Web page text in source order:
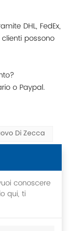
DHL, FedEx,
possono
o Paypal.
Di Zecca
conoscere
qui, ti